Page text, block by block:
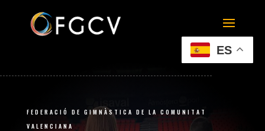
FEDERACIÓ DE GIMNÀSTICA DE LA COMUNITAT
VALENCIANA
ES